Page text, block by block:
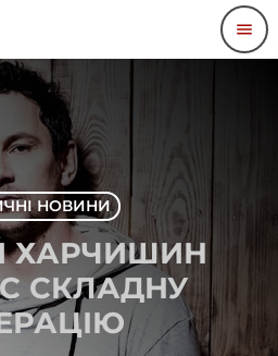
menu
НОВИНИ
ХАРЧИШИН
СКЛАДНУ